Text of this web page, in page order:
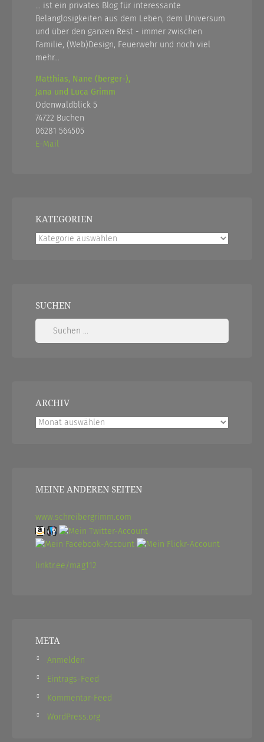
... ist ein privates Blog für interessante
Belanglosigkeiten aus dem Leben, dem Universum
und über den ganzen Rest - immer zwischen
Familie, (Web)Design, Feuerwehr und noch viel
mehr...
Matthias, Nane (berger-),
Jana und Luca Grimm
Odenwaldblick 5
74722 Buchen
06281 564505
E-Mail
KATEGORIEN
Kategorien
SUCHEN
Suchen
ARCHIV
Archiv
MEINE ANDEREN SEITEN
www.schreibergrimm.com
linktr.ee/mag112
META
Anmelden
Eintrags-Feed
Kommentar-Feed
WordPress.org